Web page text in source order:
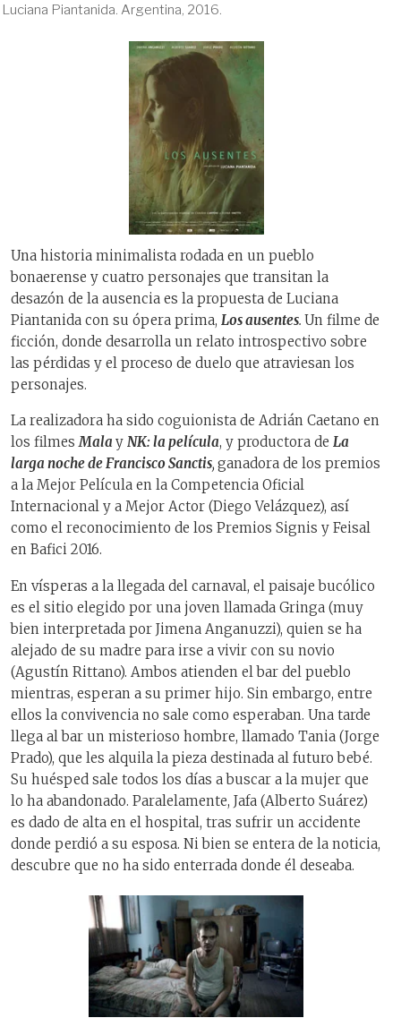
Luciana Piantanida. Argentina, 2016.
Una historia minimalista rodada en un pueblo
bonaerense y cuatro personajes que transitan la
desazón de la ausencia es la propuesta de Luciana
Piantanida con su ópera prima, Los ausentes. Un filme de
ficción, donde desarrolla un relato introspectivo sobre
las pérdidas y el proceso de duelo que atraviesan los
personajes.
La realizadora ha sido coguionista de Adrián Caetano en
los filmesMala y NK: la película, y productora de La
larga noche de Francisco Sanctis, ganadora de los premios
a la Mejor Película en la Competencia Oficial
Internacional y a Mejor Actor (Diego Velázquez), así
como el reconocimiento de los Premios Signis y Feisal
en Bafici 2016.
En vísperas a la llegada del carnaval, el paisaje bucólico
es el sitio elegido por una joven llamada Gringa (muy
bien interpretada por Jimena Anganuzzi), quien se ha
alejado de su madre para irse a vivir con su novio
(Agustín Rittano). Ambos atienden el bar del pueblo
mientras, esperan a su primer hijo. Sin embargo, entre
ellos la convivencia no sale como esperaban. Una tarde
llega al bar un misterioso hombre, llamado Tania (Jorge
Prado), que les alquila la pieza destinada al futuro bebé.
Su huésped sale todos los días a buscar a la mujer que
lo ha abandonado. Paralelamente, Jafa (Alberto Suárez)
es dado de alta en el hospital, tras sufrir un accidente
donde perdió a su esposa. Ni bien se entera de la noticia,
descubre que no ha sido enterrada donde él deseaba.